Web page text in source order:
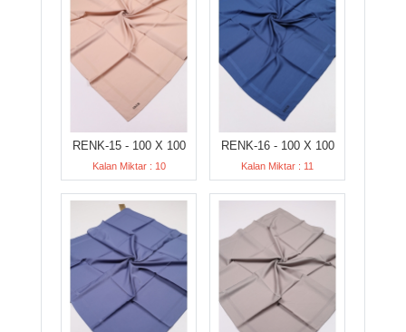
RENK-15 - 100 X 100
Kalan Miktar : 10
RENK-16 - 100 X 100
Kalan Miktar : 11